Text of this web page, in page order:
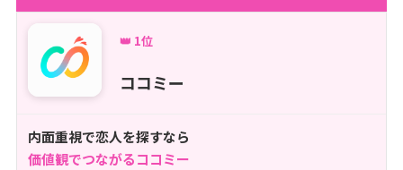
👑 1位
ココミー
内面重視で恋人を探すなら
価値観でつながるココミー